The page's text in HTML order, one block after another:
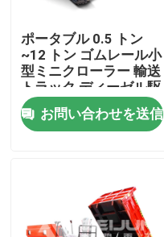
ポータブル 0.5 トン
~12 トン ゴムレール小
型ミニクローラー 輸送
トラック ディーゼル駆
動
お問い合わせを送信